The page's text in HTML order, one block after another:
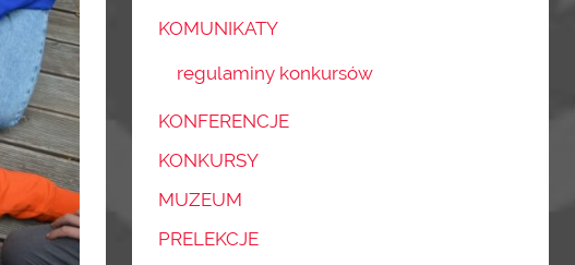
KOMUNIKATY
regulaminy konkursów
KONFERENCJE
KONKURSY
MUZEUM
PRELEKCJE